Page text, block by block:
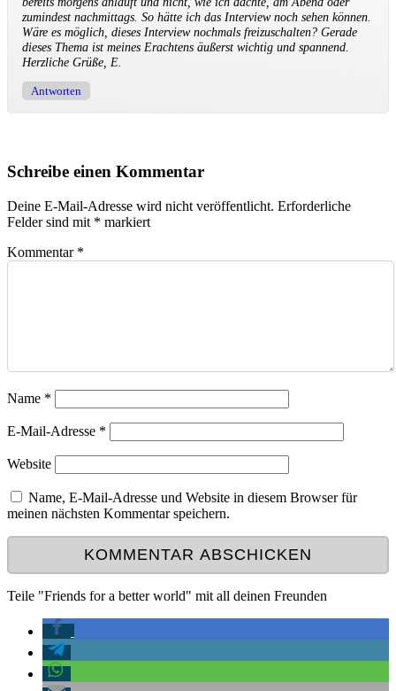
zumindest nachmittags. So hätte ich das Interview noch sehen können.
Wäre es möglich, dieses Interview nochmals freizuschalten? Gerade
dieses Thema ist meines Erachtens äußerst wichtig und spannend.
Herzliche Grüße, E.
Antworten
Schreibe einen Kommentar
Deine E-Mail-Adresse wird nicht veröffentlicht. Erforderliche
Felder sind mit * markiert
Kommentar *
Name *
E-Mail-Adresse *
Website
Name, E-Mail-Adresse und Website in diesem Browser für
meinen nächsten Kommentar speichern.
Teile "Friends for a better world" mit all deinen Freunden